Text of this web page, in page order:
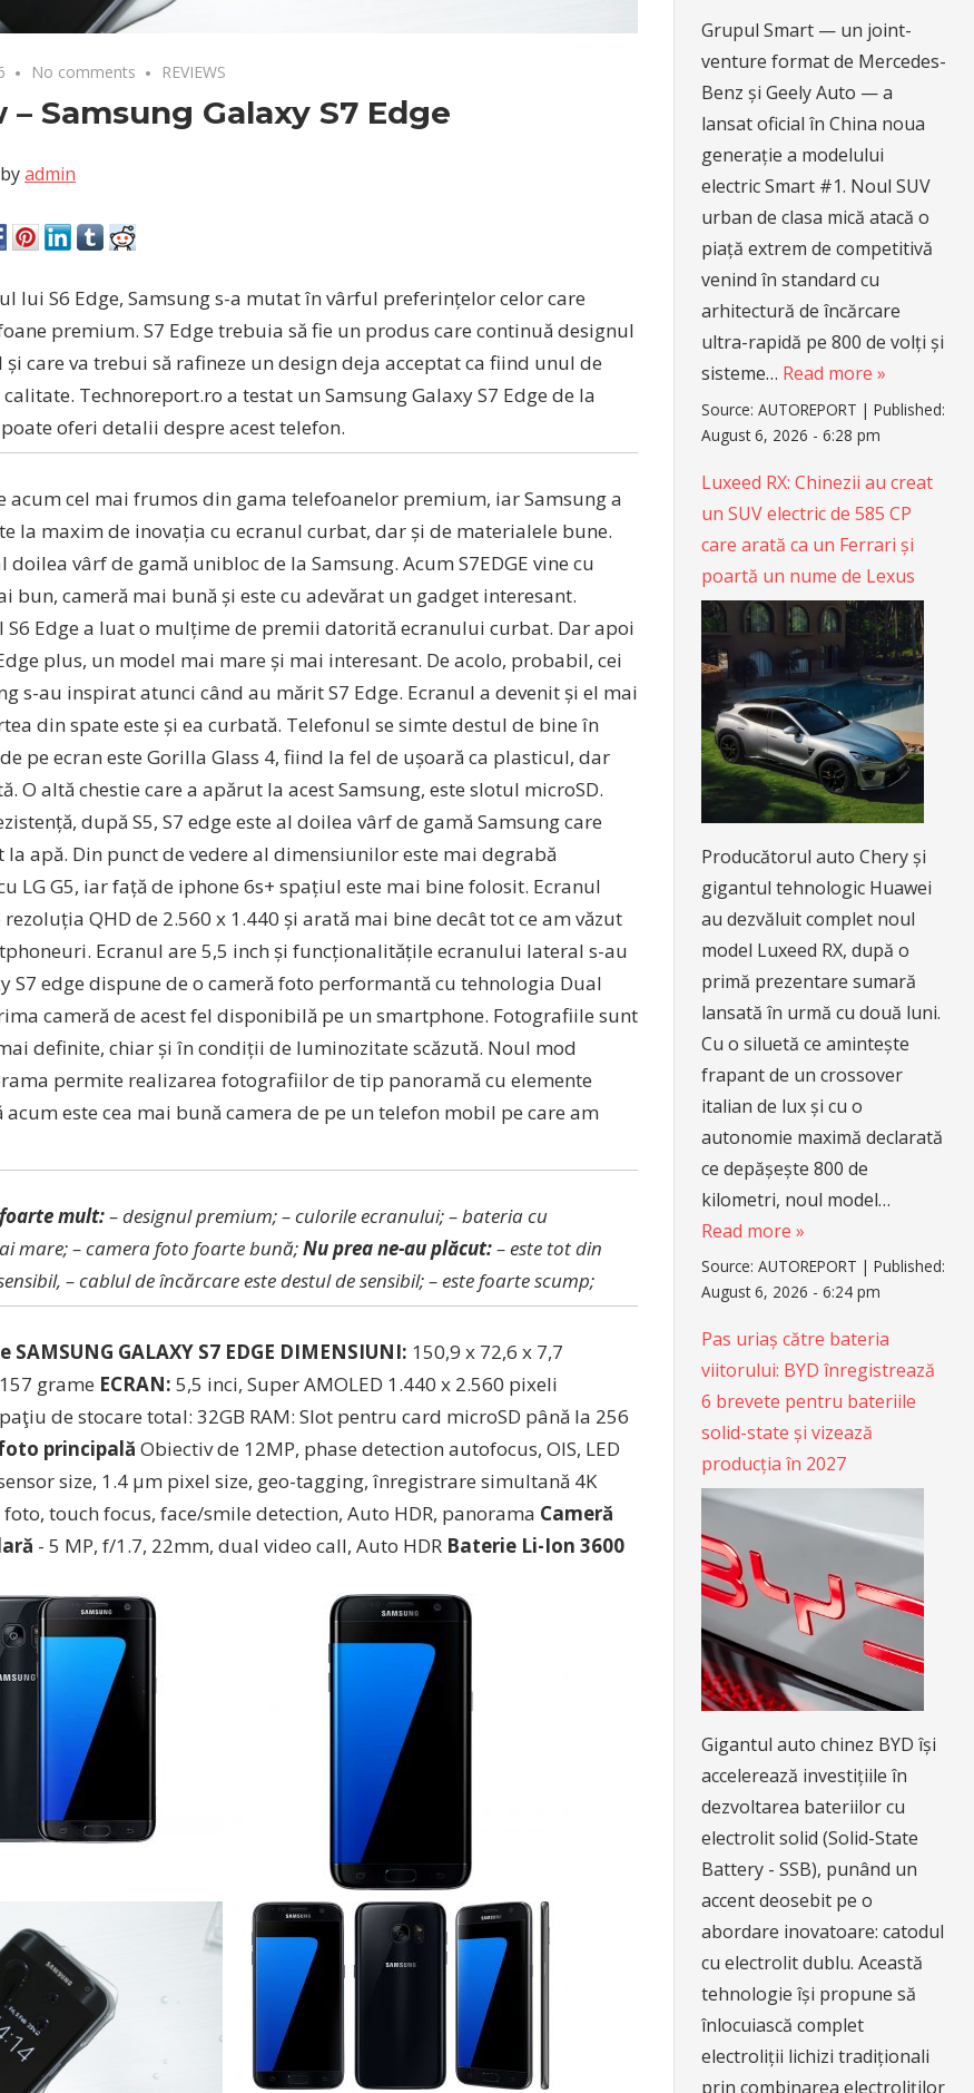
No comments REVIEWS
– Samsung Galaxy S7 Edge
admin
lui S6 Edge, Samsung s-a mutat în vârful preferințelor celor care
premium. S7 Edge trebuia să fie un produs care continuă designul
care va trebui să rafineze un design deja acceptat ca fiind unul de
Technoreport.ro a testat un Samsung Galaxy S7 Edge de la
poate oferi detalii despre acest telefon.
acum cel mai frumos din gama telefoanelor premium, iar Samsung a
la maxim de inovația cu ecranul curbat, dar și de materialele bune.
doilea vârf de gamă unibloc de la Samsung. Acum S7EDGE vine cu
bun, cameră mai bună și este cu adevărat un gadget interesant.
S6 Edge a luat o mulțime de premii datorită ecranului curbat. Dar apoi
plus, un model mai mare și mai interesant. De acolo, probabil, cei
s-au inspirat atunci când au mărit S7 Edge. Ecranul a devenit și el mai
din spate este și ea curbată. Telefonul se simte destul de bine în
pe ecran este Gorilla Glass 4, fiind la fel de ușoară ca plasticul, dar
O altă chestie care a apărut la acest Samsung, este slotul microSD.
după S5, S7 edge este al doilea vârf de gamă Samsung care
la apă. Din punct de vedere al dimensiunilor este mai degrabă
LG G5, iar față de iphone 6s+ spațiul este mai bine folosit. Ecranul
rezoluția QHD de 2.560 x 1.440 și arată mai bine decât tot ce am văzut
Ecranul are 5,5 inch și funcționalitățile ecranului lateral s-au
S7 edge dispune de o cameră foto performantă cu tehnologia Dual
cameră de acest fel disponibilă pe un smartphone. Fotografiile sunt
definite, chiar și în condiții de luminozitate scăzută. Noul mod
permite realizarea fotografiilor de tip panoramă cu elemente
acum este cea mai bună camera de pe un telefon mobil pe care am
mult:– designul premium;– culorile ecranului;– bateria cu
mare;– camera foto foarte bună;Nu prea ne-au plăcut:– este tot din
– cablul de încărcare este destul de sensibil;– este foarte scump;
GALAXY S7 EDGE DIMENSIUNI: 150,9 x 72,6 x 7,7
157 grame ECRAN: 5,5 inci, Super AMOLED 1.440 x 2.560 pixeli
de stocare total: 32GB RAM: Slot pentru card microSD până la 256
principală Obiectiv de 12MP, phase detection autofocus, OIS, LED
size, 1.4 µm pixel size, geo-tagging, înregistrare simultană 4K
touch focus, face/smile detection, Auto HDR, panorama Cameră
- 5 MP, f/1.7, 22mm, dual video call, Auto HDR Baterie Li-Ion 3600
Grupul Smart — un joint-
venture format de Mercedes-
Benz și Geely Auto — a
lansat oficial în China noua
generație a modelului
electric Smart #1. Noul SUV
urban de clasa mică atacă o
piață extrem de competitivă
venind în standard cu
arhitectură de încărcare
ultra-rapidă pe 800 de volți și
sisteme… Read more »
Source:AUTOREPORT |Published:
August 6, 2026 - 6:28 pm
Luxeed RX: Chinezii au creat
un SUV electric de 585 CP
care arată ca un Ferrari și
poartă un nume de Lexus
Producătorul auto Chery și
gigantul tehnologic Huawei
au dezvăluit complet noul
model Luxeed RX, după o
primă prezentare sumară
lansată în urmă cu două luni.
Cu o siluetă ce amintește
frapant de un crossover
italian de lux și cu o
autonomie maximă declarată
ce depășește 800 de
kilometri, noul model…
Read more »
Source:AUTOREPORT |Published:
August 6, 2026 - 6:24 pm
Pas uriaș către bateria
viitorului: BYD înregistrează
6 brevete pentru bateriile
solid-state și vizează
producția în 2027
Gigantul auto chinez BYD își
accelerează investițiile în
dezvoltarea bateriilor cu
electrolit solid (Solid-State
Battery - SSB), punând un
accent deosebit pe o
abordare inovatoare: catodul
cu electrolit dublu. Această
tehnologie își propune să
înlocuiască complet
electroliții lichizi tradiționali
prin combinarea electroliților